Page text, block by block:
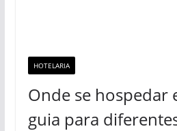
HOTELARIA
Onde se hospedar
guia para